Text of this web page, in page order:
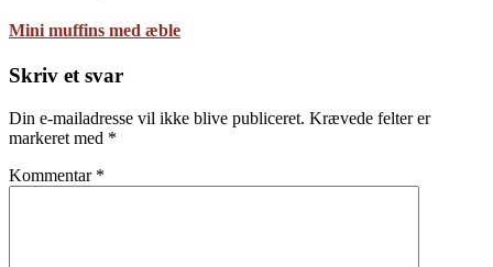
Mini muffins med æble
Skriv et svar
Din e-mailadresse vil ikke blive publiceret. Krævede felter er
markeret med *
Kommentar *